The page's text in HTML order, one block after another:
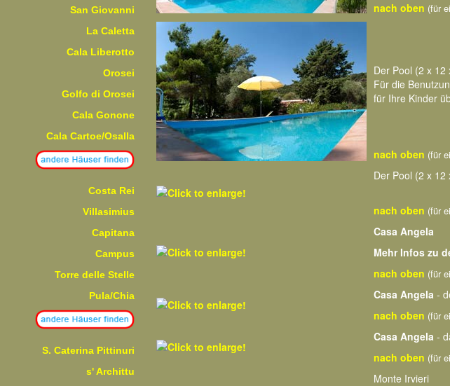
San Giovanni
La Caletta
Cala Liberotto
Orosei
Golfo di Orosei
Cala Gonone
Cala Cartoe/Osalla
Costa Rei
Villasimius
Capitana
Campus
Torre delle Stelle
Pula/Chia
S. Caterina Pittinuri
s' Archittu
nach oben (für
Der Pool (2 x
Für die
für Ihre Kinder
nach oben (für
Der Pool (2 x
nach oben (für
Casa Angela
Mehr Infos zu
nach oben (für
Casa Angela -
nach oben (für
Casa Angela -
nach oben (für
Monte Irvieri